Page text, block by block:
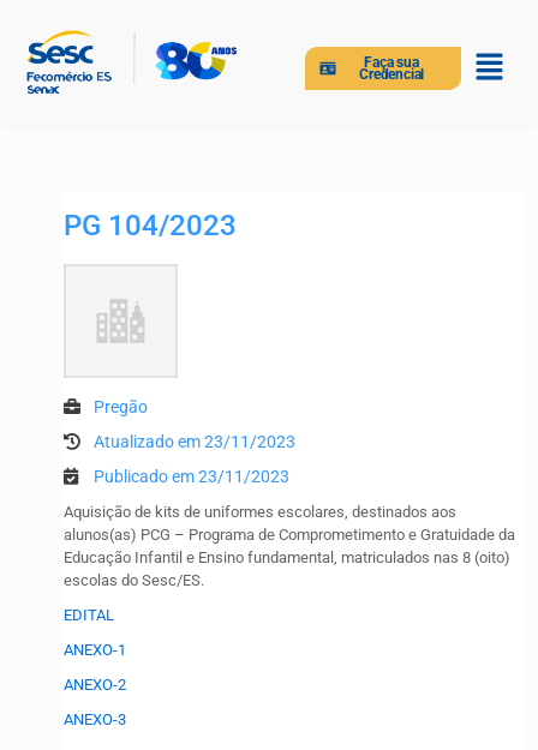
Faça sua
Credencial
PG 104/2023
Pregão
Atualizado em 23/11/2023
Publicado em 23/11/2023
Aquisição de kits de uniformes escolares, destinados aos
alunos(as) PCG – Programa de Comprometimento e Gratuidade da
Educação Infantil e Ensino fundamental, matriculados nas 8 (oito)
escolas do Sesc/ES.
EDITAL
ANEXO-1
ANEXO-2
ANEXO-3